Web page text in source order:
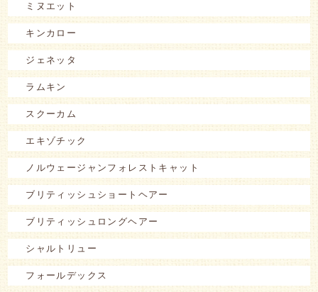
ミヌエット
キンカロー
ジェネッタ
ラムキン
スクーカム
エキゾチック
ノルウェージャンフォレストキャット
ブリティッシュショートヘアー
ブリティッシュロングヘアー
シャルトリュー
フォールデックス